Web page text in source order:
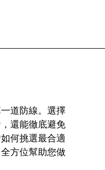
道防線。選擇
還能徹底避免
何挑選最合適
方位幫助您做